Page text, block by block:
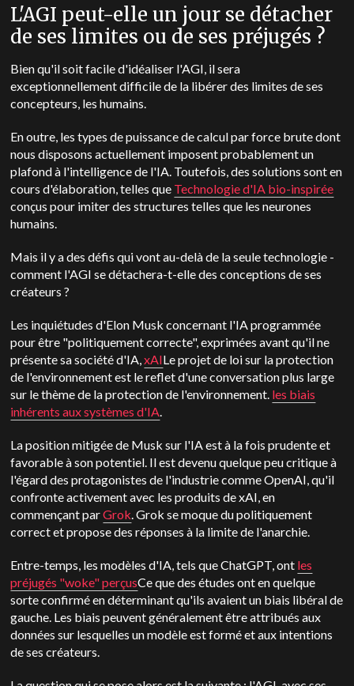
L'AGI peut-elle un jour se détacher
de ses limites ou de ses préjugés ?
Bien qu'il soit facile d'idéaliser l'AGI, il sera
exceptionnellement difficile de la libérer des limites de ses
concepteurs, les humains.
En outre, les types de puissance de calcul par force brute dont
nous disposons actuellement imposent probablement un
plafond à l'intelligence de l'IA. Toutefois, des solutions sont en
cours d'élaboration, telles que Technologie d'IA bio-inspirée
conçus pour imiter des structures telles que les neurones
humains.
Mais il y a des défis qui vont au-delà de la seule technologie -
comment l'AGI se détachera-t-elle des conceptions de ses
créateurs ?
Les inquiétudes d'Elon Musk concernant l'IA programmée
pour être "politiquement correcte", exprimées avant qu'il ne
présente sa société d'IA,xAILe projet de loi sur la protection
de l'environnement est le reflet d'une conversation plus large
sur le thème de la protection de l'environnement. les biais
inhérents aux systèmes d'IA.
La position mitigée de Musk sur l'IA est à la fois prudente et
favorable à son potentiel. Il est devenu quelque peu critique à
l'égard des protagonistes de l'industrie comme OpenAI, qu'il
confronte activement avec les produits de xAI, en
commençant parGrok. Grok se moque du politiquement
correct et propose des réponses à la limite de l'anarchie.
Entre-temps, les modèles d'IA, tels que ChatGPT, ont les
préjugés "woke" perçusCe que des études ont en quelque
sorte confirmé en déterminant qu'ils avaient un biais libéral de
gauche. Les biais peuvent généralement être attribués aux
données sur lesquelles un modèle est formé et aux intentions
de ses créateurs.